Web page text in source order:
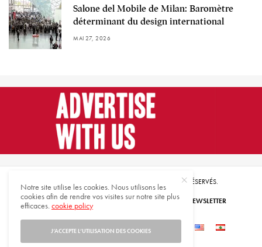
Salone del Mobile de Milan: Baromètre
déterminant du design international
MAI 27, 2026
© 2021 HARMONIES MAGAZINE. TOUS DROITS RÉSERVÉS.
ABONNEZ-VOUS INSCRIVEZ-VOUS À NOTRE NEWSLETTER
QUI SOMMES-NOUS CONTACTEZ-NOUS
Notre site utilise les cookies. Nous utilisons les
cookies afin de rendre vos visites sur notre site plus
efficaces.cookie policy
J’ACCEPTE L’UTILISATION DES COOKIES